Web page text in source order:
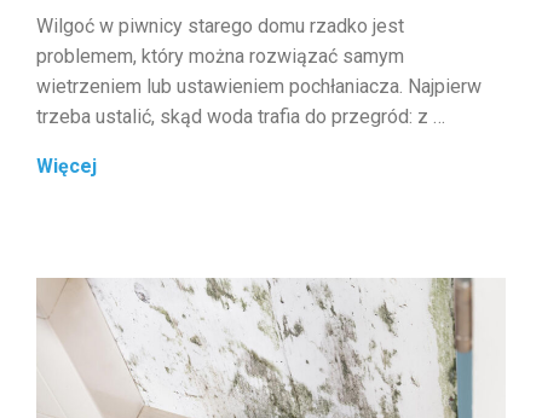
Wilgoć w piwnicy starego domu rzadko jest
problemem, który można rozwiązać samym
wietrzeniem lub ustawieniem pochłaniacza. Najpierw
trzeba ustalić, skąd woda trafia do przegród: z …
WięcejJak
starym
domu?
Praktyczny
poradnik